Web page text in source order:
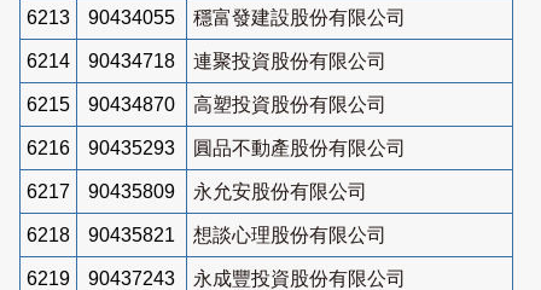
6213 90434055 穩富發建設股份有限公司
6214 90434718 連聚投資股份有限公司
6215 90434870 高塑投資股份有限公司
6216 90435293 圓品不動產股份有限公司
6217 90435809 永允安股份有限公司
6218 90435821 想談心理股份有限公司
6219 90437243 永成豐投資股份有限公司